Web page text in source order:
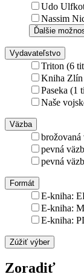
Udo
Nassim
Ďalšie
Vydavateľstvo
Triton (6
Kniha
Paseka (1
Naše
Väzba
pevná
pevná
Formát
E-kniha:
E-kniha:
E-kniha:
Zúžiť výber
Zoradiť